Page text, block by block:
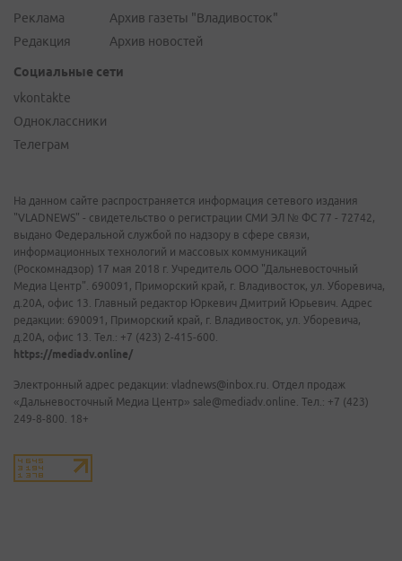
Реклама
Редакция
Архив газеты "Владивосток"
Архив новостей
Социальные сети
vkontakte
Одноклассники
Телеграм
На данном сайте распространяется информация сетевого издания
"VLADNEWS" - свидетельство о регистрации СМИ ЭЛ № ФС 77 - 72742,
выдано Федеральной службой по надзору в сфере связи,
информационных технологий и массовых коммуникаций
(Роскомнадзор) 17 мая 2018 г. Учредитель ООО "Дальневосточный
Медиа Центр". 690091, Приморский край, г. Владивосток, ул. Уборевича,
д.20А, офис 13. Главный редактор Юркевич Дмитрий Юрьевич. Адрес
редакции: 690091, Приморский край, г. Владивосток, ул. Уборевича,
д.20А, офис 13. Тел.: +7 (423) 2-415-600.
https://mediadv.online/
Электронный адрес редакции: vladnews@inbox.ru. Отдел продаж
«Дальневосточный Медиа Центр» sale@mediadv.online. Тел.: +7 (423)
249-8-800. 18+